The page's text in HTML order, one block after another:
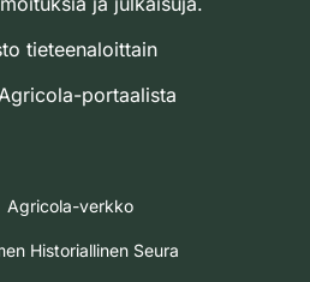
tieteenaloittain
portaalista
Agricola-verkko
Historiallinen Seura